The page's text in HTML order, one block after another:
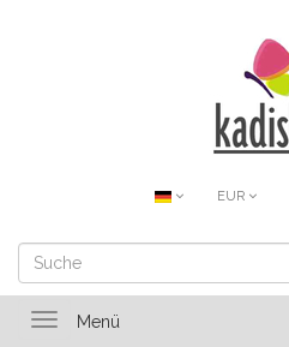
EUR
ToggleMenü